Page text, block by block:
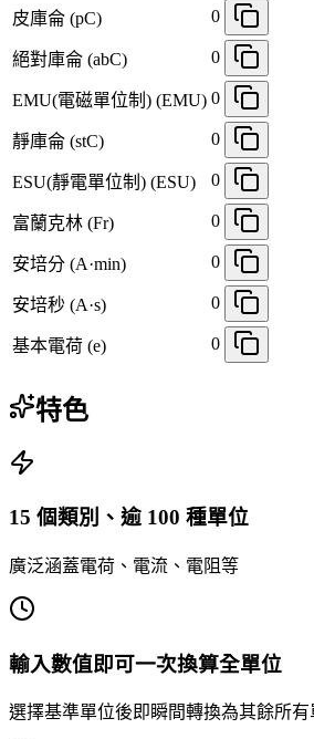
皮庫侖 (pC) 0
絕對庫侖 (abC) 0
EMU(電磁單位制) (EMU) 0
靜庫侖 (stC) 0
ESU(靜電單位制) (ESU) 0
富蘭克林 (Fr) 0
安培分 (A·min) 0
安培秒 (A·s) 0
基本電荷 (e) 0
特色
15 個類別、逾 100 種單位
廣泛涵蓋電荷、電流、電阻等
輸入數值即可一次換算全單位
選擇基準單位後即瞬間轉換為其餘所有